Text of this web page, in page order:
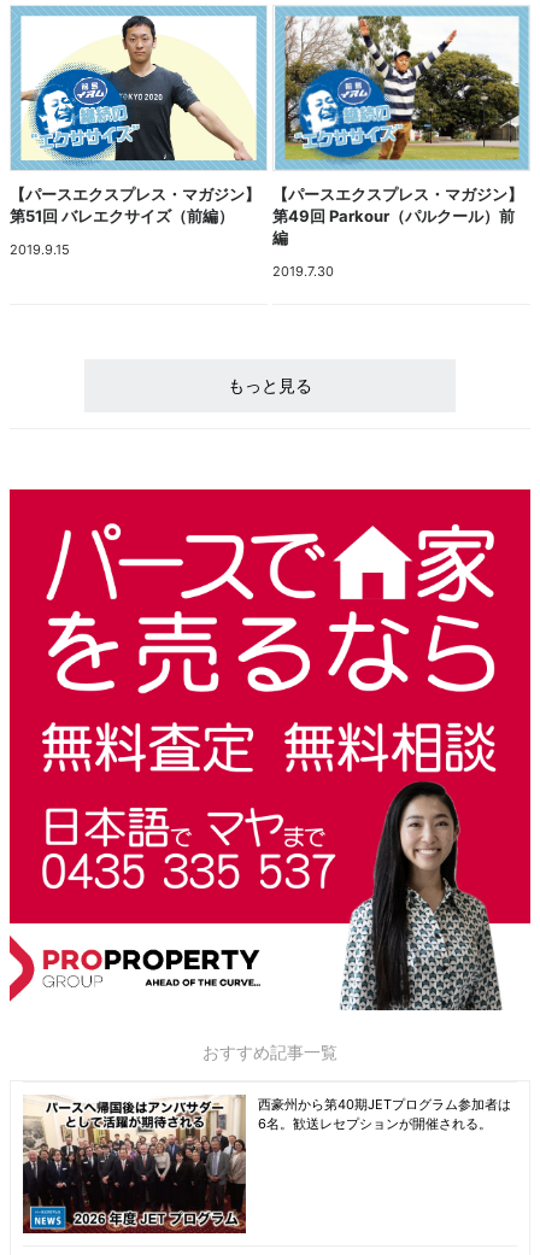
【パースエクスプレス・マガジン】
第51回 バレエクサイズ（前編）
2019.9.15
【パースエクスプレス・マガジン】
第49回 Parkour（パルクール）前
編
2019.7.30
もっと見る
おすすめ記事一覧
西豪州から第40期JETプログラム参加者は
6名。歓送レセプションが開催される。